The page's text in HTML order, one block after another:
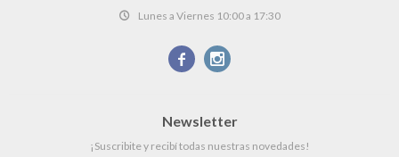
Lunes a Viernes 10:00 a 17:30
 
Newsletter
¡Suscribite y recibí todas nuestras novedades!